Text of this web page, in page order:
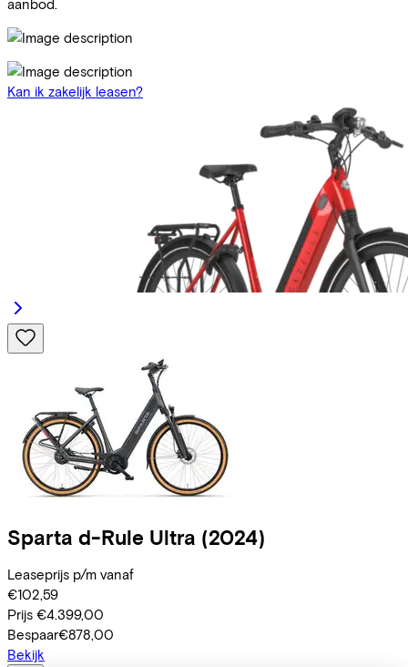
aanbod.
Kan ik zakelijk leasen?
Sparta d-Rule Ultra (2024)
Leaseprijs p/m vanaf
€102,59
Prijs €4.399,00
Bespaar€878,00
Bekijk